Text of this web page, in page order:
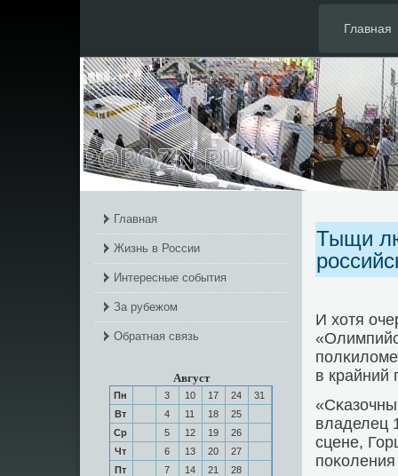
Главная
Главная
Жизнь в России
Интересные события
За рубежом
Обратная связь
Август
Пн 3 10 17 24
31
Вт
4 11 18
25
Ср
5 12 19
26
Чт
6 13 20
27
Пт
7 14 21
28
Тыщи
И хотя
в крайний
владелец
сцене,